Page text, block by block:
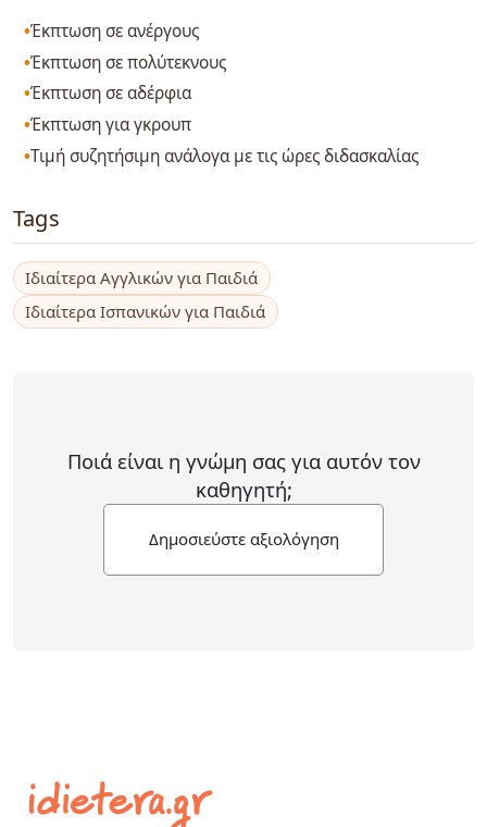
Έκπτωση σε ανέργους
Έκπτωση σε πολύτεκνους
Έκπτωση σε αδέρφια
Έκπτωση για γκρουπ
Τιμή συζητήσιμη ανάλογα με τις ώρες διδασκαλίας
Tags
Ιδιαίτερα Αγγλικών για Παιδιά
Ιδιαίτερα Ισπανικών για Παιδιά
Ποιά είναι η γνώμη σας για αυτόν τον
καθηγητή;
Δημοσιεύστε αξιολόγηση